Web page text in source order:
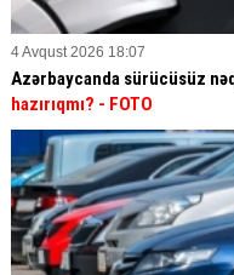
4 Avqust 2026 18:07
Azərbaycanda sürücüsüz
hazırıqmı? - FOTO